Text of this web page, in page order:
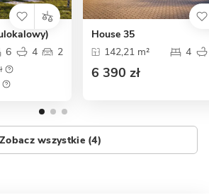
6 4 2
House 35
142,21 m²
4
6 390 zł
Zobacz wszystkie (4)